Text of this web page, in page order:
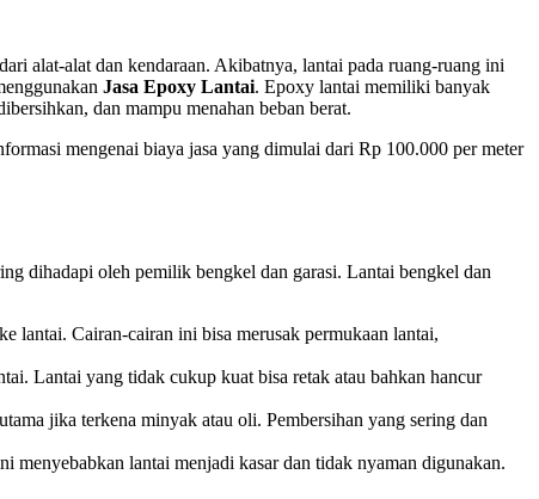
alat-alat dan kendaraan. Akibatnya, lantai pada ruang-ruang ini
Jasa Epoxy Lantai. Epoxy lantai memiliki banyak
dan mampu menahan beban berat.
mengenai biaya jasa yang dimulai dari Rp 100.000 per meter
dihadapi oleh pemilik bengkel dan garasi. Lantai bengkel dan
lantai. Cairan-cairan ini bisa merusak permukaan lantai,
Lantai yang tidak cukup kuat bisa retak atau bahkan hancur
jika terkena minyak atau oli. Pembersihan yang sering dan
menyebabkan lantai menjadi kasar dan tidak nyaman digunakan.